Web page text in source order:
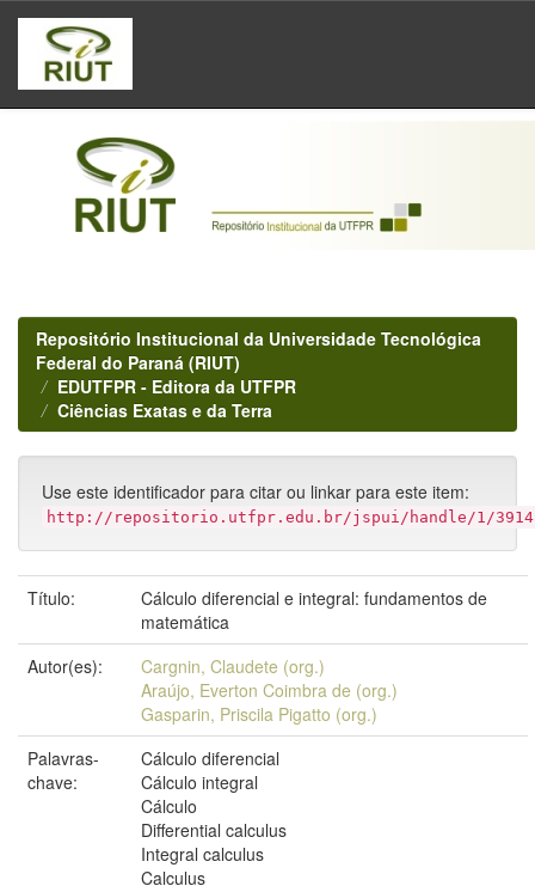
Skip
navigation
Repositório Institucional da Universidade Tecnológica
Federal do Paraná (RIUT)
EDUTFPR - Editora da UTFPR
Ciências Exatas e da Terra
Use este identificador para citar ou linkar para este item:
http://repositorio.utfpr.edu.br/jspui/handle/1/
Título:
Cálculo diferencial e integral: fundamentos de
matemática
Autor(es):
Cargnin, Claudete (org.)
Araújo, Everton Coimbra de (org.)
Gasparin, Priscila Pigatto (org.)
Palavras-
chave:
Cálculo diferencial
Cálculo integral
Cálculo
Differential calculus
Integral calculus
Calculus